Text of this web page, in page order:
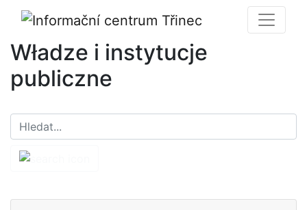
Władze i instytucje
publiczne